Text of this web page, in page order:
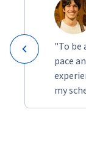
"To be
pace
my